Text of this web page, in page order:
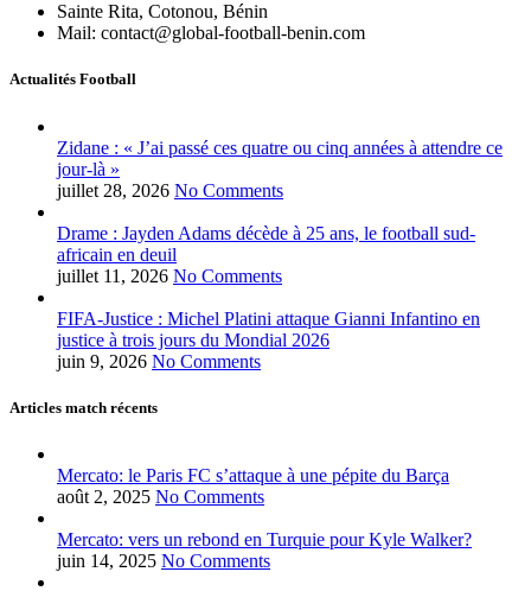
Sainte Rita, Cotonou, Bénin
Mail: contact@global-football-benin.com
Actualités Football
Zidane : « J’ai passé ces quatre ou cinq années à attendre ce
jour-là »
juillet 28, 2026 No Comments
Drame : Jayden Adams décède à 25 ans, le football sud-
africain en deuil
juillet 11, 2026 No Comments
FIFA-Justice : Michel Platini attaque Gianni Infantino en
justice à trois jours du Mondial 2026
juin 9, 2026 No Comments
Articles match récents
Mercato: le Paris FC s’attaque à une pépite du Barça
août 2, 2025 No Comments
Mercato: vers un rebond en Turquie pour Kyle Walker?
juin 14, 2025 No Comments